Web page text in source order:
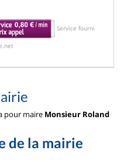
Service fourni
pour maire Monsieur Roland
de la mairie